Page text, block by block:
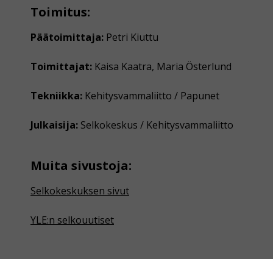
Toimitus:
Päätoimittaja: Petri Kiuttu
Toimittajat: Kaisa Kaatra, Maria Österlund
Tekniikka: Kehitysvammaliitto / Papunet
Julkaisija: Selkokeskus / Kehitysvammaliitto
Muita sivustoja:
Selkokeskuksen sivut
YLE:n selkouutiset